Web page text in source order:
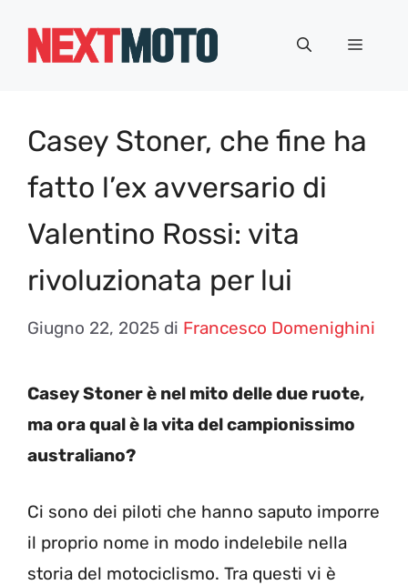
Menu
Casey Stoner, che fine ha
fatto l’ex avversario di
Valentino Rossi: vita
rivoluzionata per lui
Giugno 22, 2025 di Francesco Domenighini
Casey Stoner è nel mito delle due ruote,
ma ora qual è la vita del campionissimo
australiano?
Ci sono dei piloti che hanno saputo imporre
il proprio nome in modo indelebile nella
storia del motociclismo. Tra questi vi è